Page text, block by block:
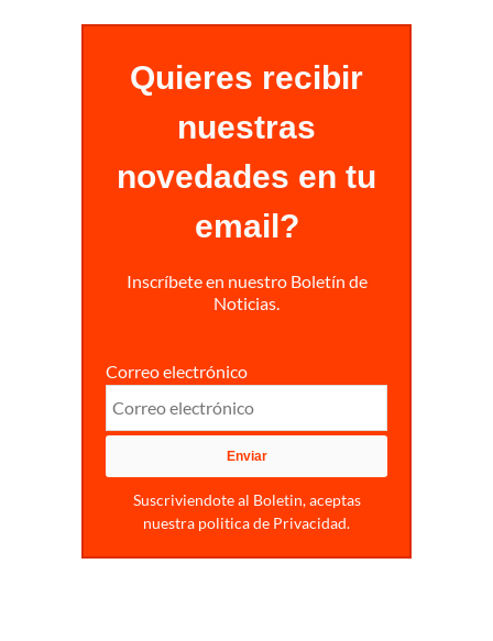
Quieres recibir
nuestras
novedades en tu
email?
Inscríbete en nuestro Boletín de
Noticias.
Correo electrónico
Suscriviendote al Boletin, aceptas
nuestra politica de Privacidad.